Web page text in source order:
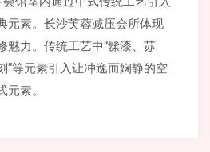
元素。长沙芙蓉减压会所体现
魅力。传统工艺中“髹漆、苏
”等元素引入让冲逸而娴静的空
素。